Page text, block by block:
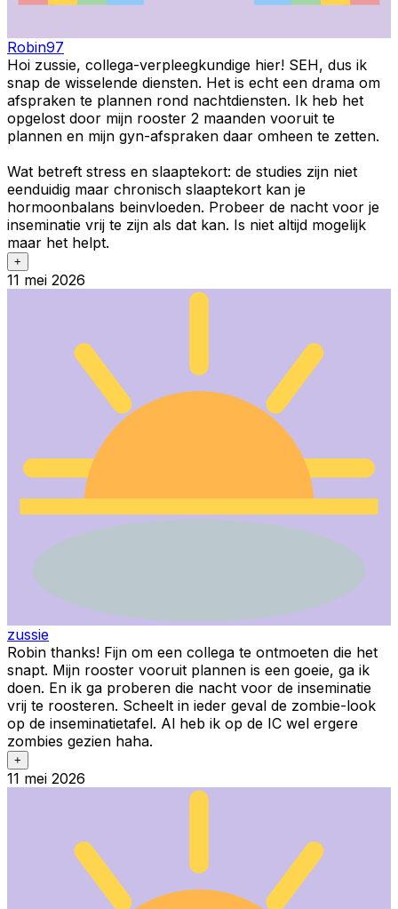
Robin97
Hoi zussie, collega-verpleegkundige hier! SEH, dus ik
snap de wisselende diensten. Het is echt een drama om
afspraken te plannen rond nachtdiensten. Ik heb het
opgelost door mijn rooster 2 maanden vooruit te
plannen en mijn gyn-afspraken daar omheen te zetten.
Wat betreft stress en slaaptekort: de studies zijn niet
eenduidig maar chronisch slaaptekort kan je
hormoonbalans beinvloeden. Probeer de nacht voor je
inseminatie vrij te zijn als dat kan. Is niet altijd mogelijk
maar het helpt.
+
11 mei 2026
zussie
Robin thanks! Fijn om een collega te ontmoeten die het
snapt. Mijn rooster vooruit plannen is een goeie, ga ik
doen. En ik ga proberen die nacht voor de inseminatie
vrij te roosteren. Scheelt in ieder geval de zombie-look
op de inseminatietafel. Al heb ik op de IC wel ergere
zombies gezien haha.
+
11 mei 2026